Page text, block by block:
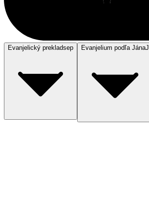
Evanjelický prekladsep Evanjelium podľa JánaJ